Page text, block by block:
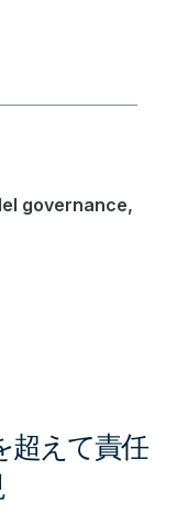
governance,
超えて責任